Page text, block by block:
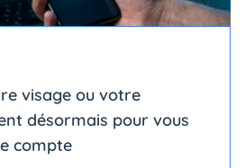
visage ou votre
désormais pour vous
compte